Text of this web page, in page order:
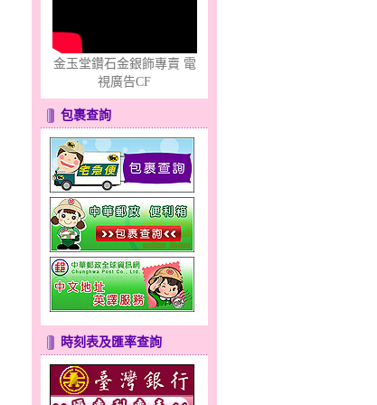
購物流程說明
關於金玉堂
付款方式
退換貨說明
清洗、保養常識
金玉堂鑽石金銀飾專賣 電
視廣告CF
包裹查詢
時刻表及匯率查詢